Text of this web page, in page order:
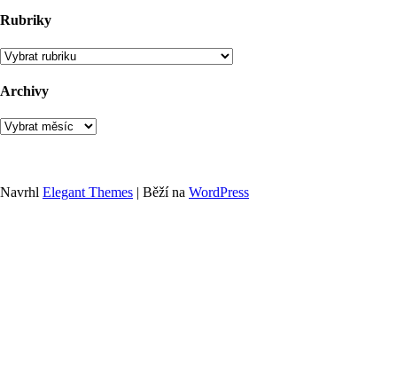
Rubriky
Rubriky
Archivy
Archivy
Navrhl Elegant Themes | Běží na WordPress